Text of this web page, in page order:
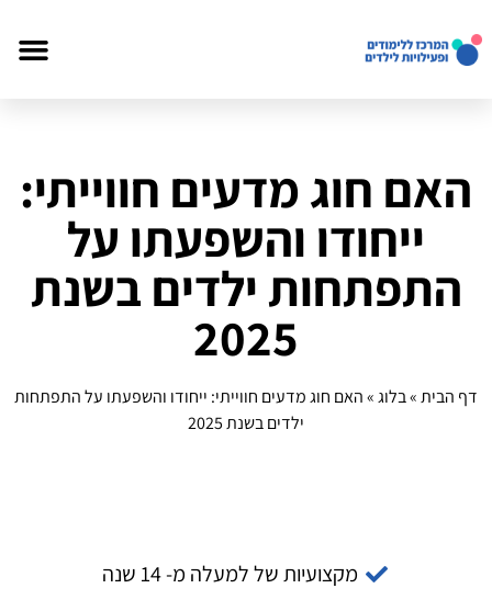
האם חוג מדעים חווייתי:
ייחודו והשפעתו על
התפתחות ילדים בשנת
2025
דף הבית»בלוג»האם חוג מדעים חווייתי: ייחודו והשפעתו על התפתחות
ילדים בשנת 2025
מקצועיות של למעלה מ- 14 שנה